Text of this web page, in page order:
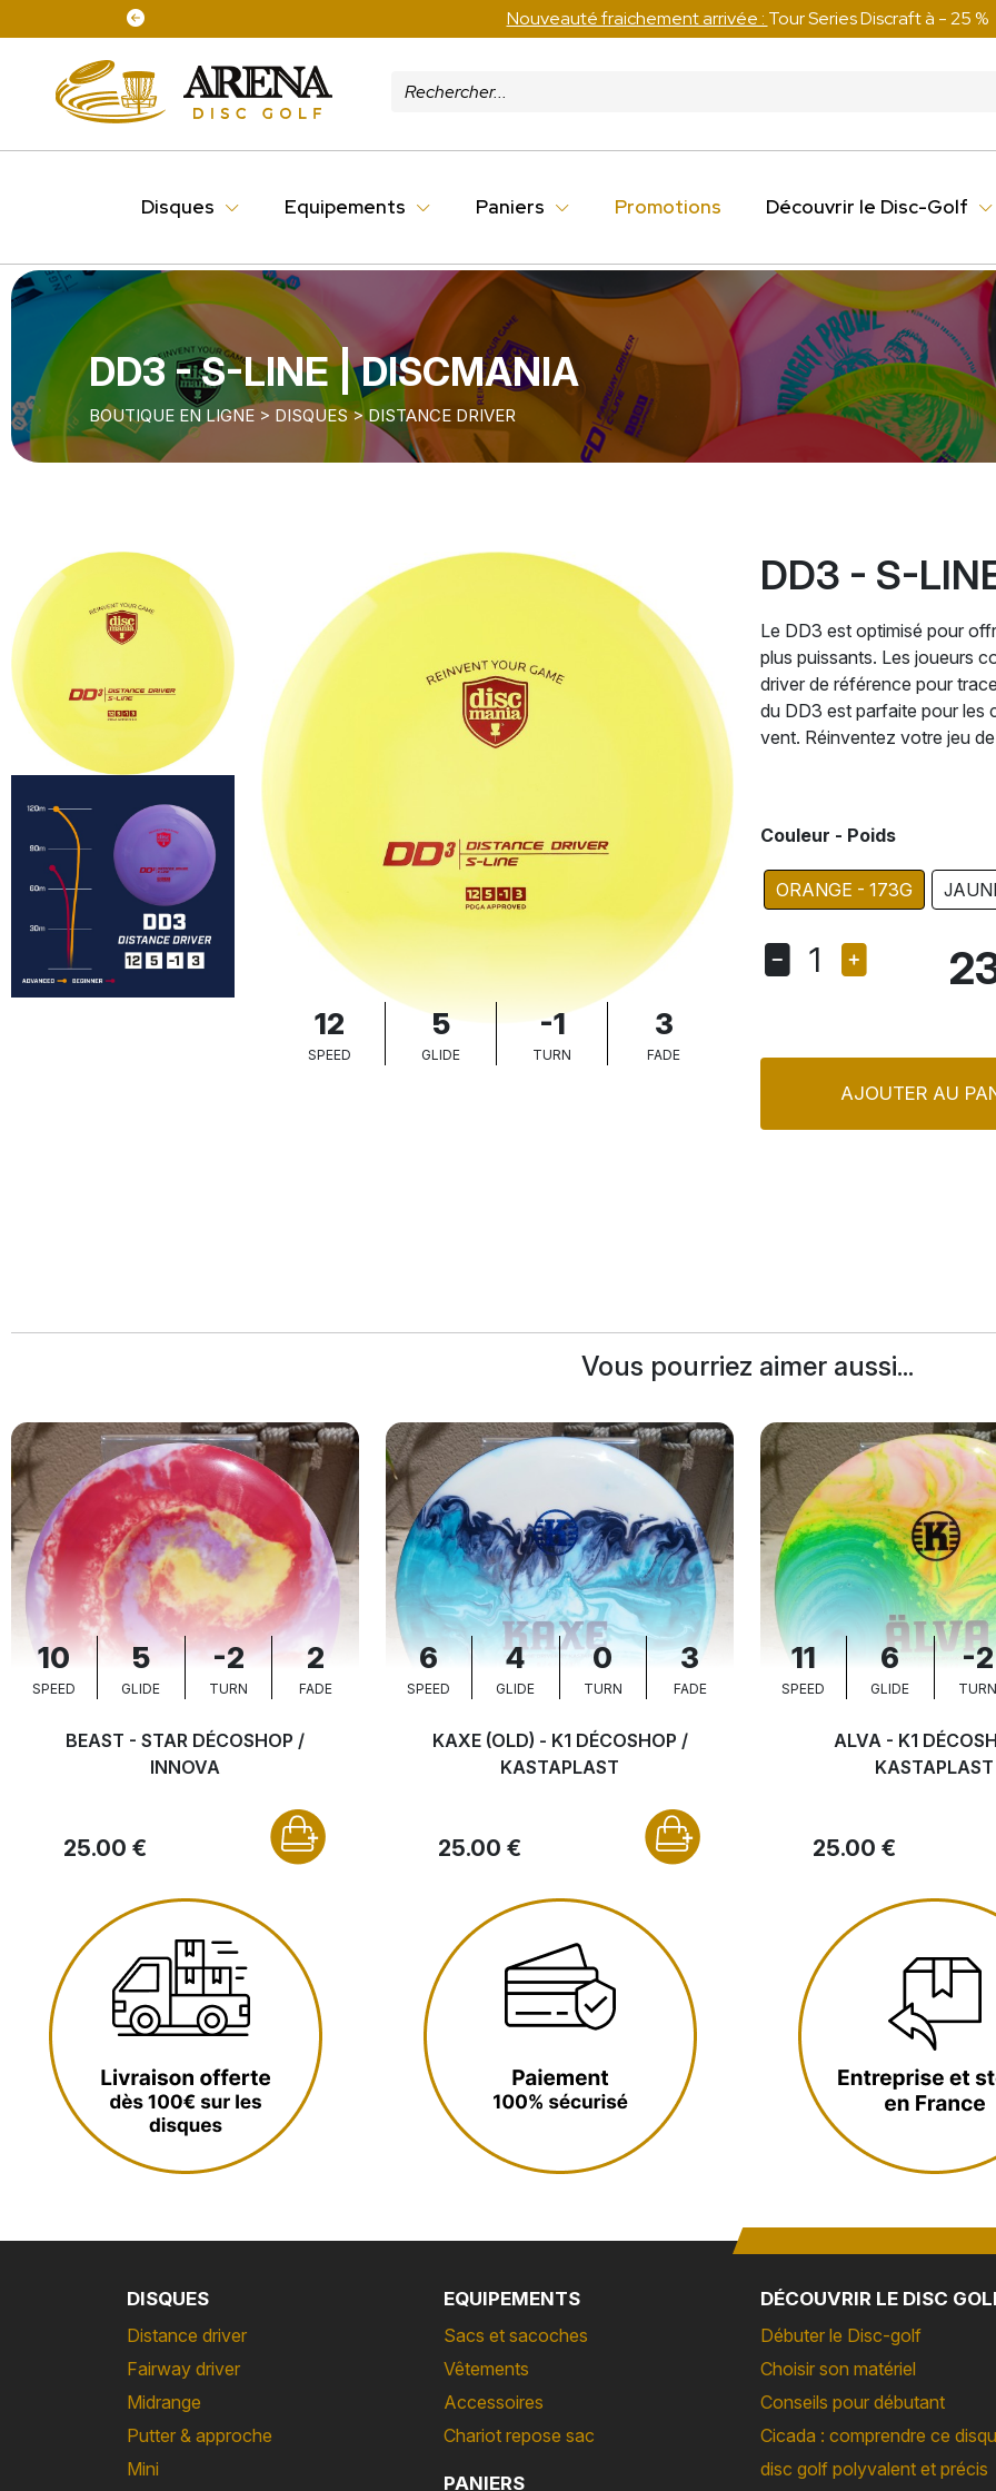
Nouveauté fraichement arrivée : Tour Series Discraft à - 25 %
Disques Equipements Paniers Promotions Découvrir le Disc-Golf
DD3 - S-LINE | DISCMANIA
BOUTIQUE EN LIGNE > DISQUES>DISTANCE DRIVER
12
SPEED
5
GLIDE
-1
TURN
3
FADE
DD3 - S-
Le DD3 est optimisé pour
plus puissants. Les joueurs
driver de référence pour
du DD3 est parfaite pour les
vent. Réinventez votre jeu
Couleur - Poids
ORANGE - 173G
1
AJOUTER AU
Vous pourriez aimer aussi...
10
SPEED
5
GLIDE
-2
TURN
2
FADE
BEAST - STAR DÉCOSHOP /
INNOVA
25.00 €
6
SPEED
4
GLIDE
0
TURN
3
FADE
KAXE (OLD) - K1 DÉCOSHOP /
KASTAPLAST
25.00 €
11
SPEED
6
GLIDE
-2
TURN
ALVA - K1
KASTAPLAST
25.00 €
DISQUES
Distance driver
Fairway driver
Midrange
Putter & approche
Mini
EQUIPEMENTS
Sacs et sacoches
Vêtements
Accessoires
Chariot repose sac
PANIERS
DÉCOUVRIR LE DISC
Débuter le Disc-golf
Choisir son matériel
Conseils pour débutant
Cicada : comprendre ce
disc golf polyvalent et précis